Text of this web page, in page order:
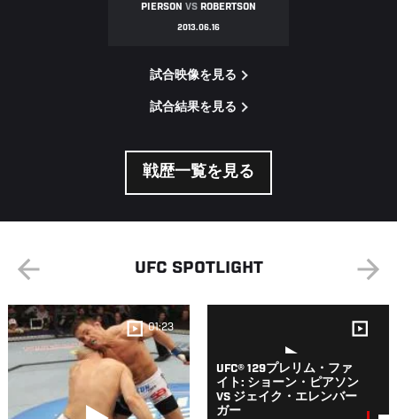
PIERSON VSROBERTSON
2013.06.16
試合映像を見る
試合結果を見る
戦歴一覧を見る
UFC SPOTLIGHT
01:23
UFC® 129プレリム・ファ
イト: ショーン・ピアソン
VS ジェイク・エレンバー
ガー